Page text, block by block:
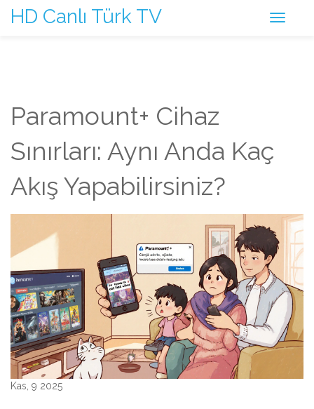
HD Canlı Türk TV
Paramount+ Cihaz
Sınırları: Aynı Anda Kaç
Akış Yapabilirsiniz?
Kas, 9 2025